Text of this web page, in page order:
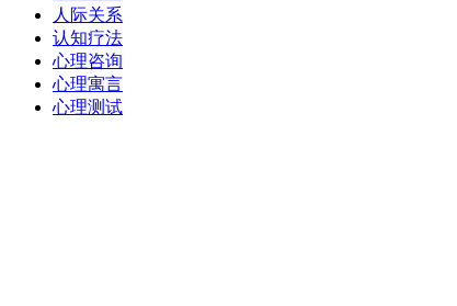
人际关系
认知疗法
心理咨询
心理寓言
心理测试